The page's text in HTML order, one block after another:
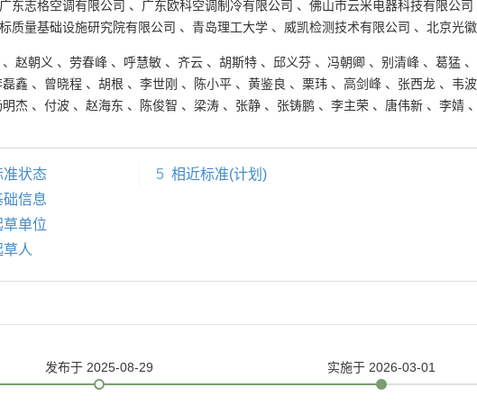
广东志格空调有限公司 、 广东欧科空调制冷有限公司 、 佛山市云米电器科技有限公司
质量基础设施研究院有限公司 、 青岛理工大学 、 威凯检测技术有限公司 、 北京光
、 赵朝义 、 劳春峰 、 呼慧敏 、 齐云 、 胡斯特 、 邱义芬 、 冯朝卿 、 别清峰 、 葛猛 、
磊鑫 、 曾晓程 、 胡根 、 李世刚 、 陈小平 、 黄鉴良 、 栗玮 、 高剑峰 、 张西龙 、 韦波
明杰 、 付波 、 赵海东 、 陈俊智 、 梁涛 、 张静 、 张铸鹏 、 李主荣 、 唐伟新 、 李婧 、
准状态
础信息
草单位
草人
5 相近标准(计划)
发布于 2025-08-29 实施于 2026-03-01